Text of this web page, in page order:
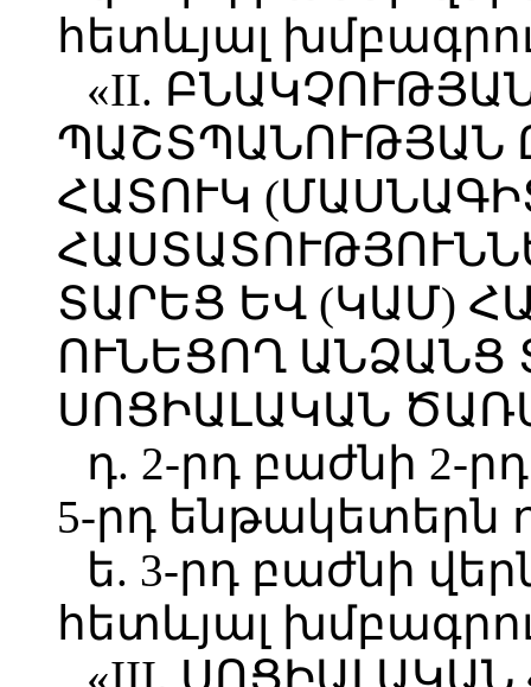
հետևյալ
«II.
ՊԱՇՏՊԱՆՈՒԹՅԱՆ
ՀԱՏՈՒԿ
ՏԱՐԵՑ ԵՎ (ԿԱՄ)
ՈՒՆԵՑՈՂ ԱՆՁԱՆՑ
ՍՈՑԻԱԼԱԿԱՆ
դ. 2-րդ բաժնի 2-
5-րդ ենթակետերն
ե. 3-րդ բաժնի
հետևյալ